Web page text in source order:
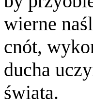
wierne
cnót,
ducha
świata.